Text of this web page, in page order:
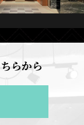
らから